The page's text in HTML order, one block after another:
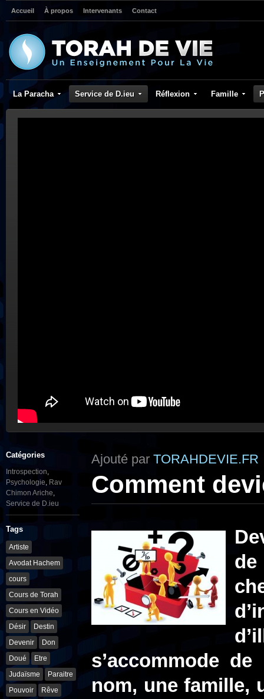
Accueil À propos Intervenants Contact
La Paracha Service de D.ieu Réflexion Famille
Catégories
Introspection,
Psychologie, Rav
Chimon Ariche,
Service de D.ieu
Tags
Artiste
Avodat Hachem
cours
Cours de Torah
Cours en Vidéo
Désir
Destin
Devenir
Don
Doué
Etre
Judaïsme
Paraitre
Pouvoir
Rêve
Ajouté par TORAHDEVIE.FR
Comment
s’accommode
nom, une famille,